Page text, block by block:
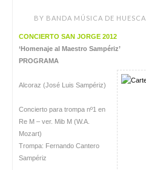
BY BANDA MÚSICA DE HUESCA
CONCIERTO SAN JORGE 2012
‘Homenaje al Maestro Sampériz’
PROGRAMA
Alcoraz (José Luis Sampériz)
Concierto para trompa nº1 en
Re M – ver. Mib M (W.A.
Mozart)
Trompa: Fernando Cantero
Sampériz